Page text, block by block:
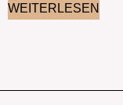
WEITERLESEN